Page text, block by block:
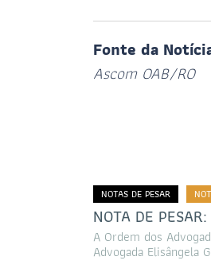
Fonte da
Ascom OAB/RO
NOTAS DE PESAR
NOTA DE
A Ordem dos
Advogada Elisângela